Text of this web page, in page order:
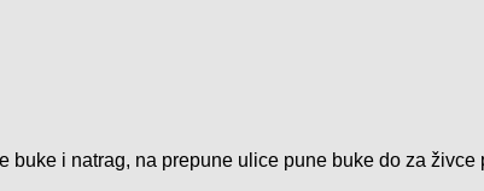
i natrag, na prepune ulice pune buke do za